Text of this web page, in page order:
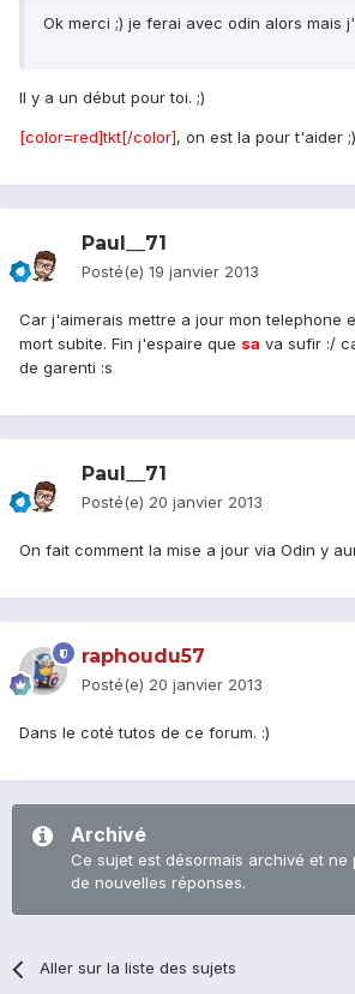
Ok merci ;) je ferai avec odin alors mais
Il y a un début pour toi. ;)
[color=red]tkt[/color], on est la pour t'aider ;)
Paul__71
Posté(e) 19 janvier 2013
Car j'aimerais mettre a jour mon telephone
mort subite. Fin j'espaire que sa va sufir :/
de garenti :s
Paul__71
Posté(e) 20 janvier 2013
On fait comment la mise a jour via Odin y
raphoudu57
Posté(e) 20 janvier 2013
Dans le coté tutos de ce forum. :)
Archivé
Ce sujet est désormais archivé et
de nouvelles réponses.
Aller sur la liste des sujets